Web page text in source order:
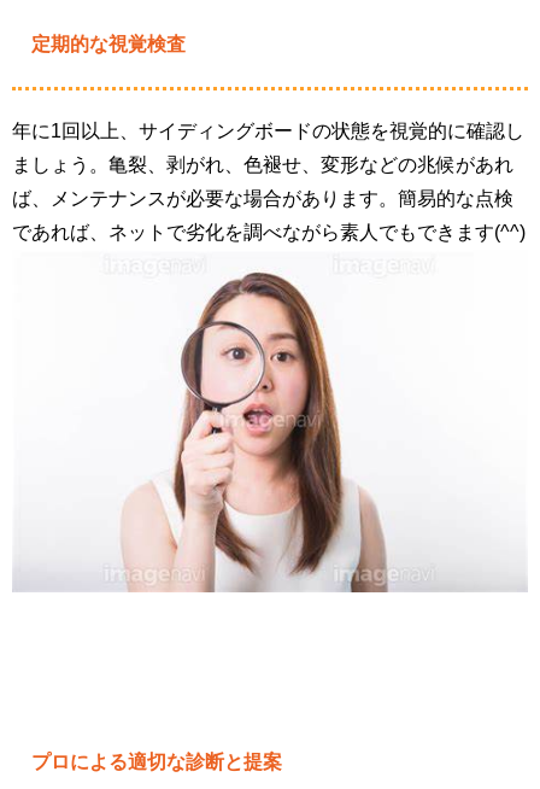
定期的な視覚検査
年に1回以上、サイディングボードの状態を視覚的に確認し
ましょう。亀裂、剥がれ、色褪せ、変形などの兆候があれ
ば、メンテナンスが必要な場合があります。簡易的な点検
であれば、ネットで劣化を調べながら素人でもできます(^^)
プロによる適切な診断と提案